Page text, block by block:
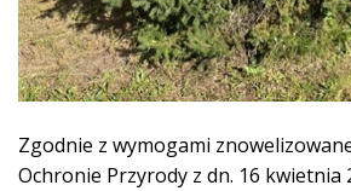
Zgodnie z wymogami
Ochronie Przyrody z dn. 16 kwietnia